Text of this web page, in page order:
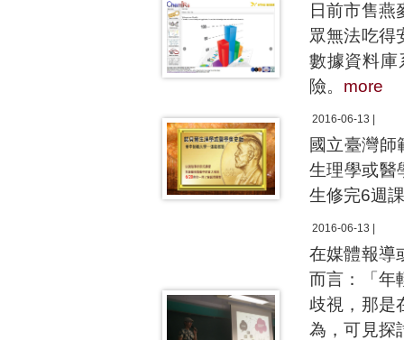
日前市售
眾無法吃得
數據資料庫
險。 more
2016-06-13 |
國立臺灣
生理學或醫
生修完6週
2016-06-13 |
在媒體報導
而言：「年
歧視，那是
為，可見探